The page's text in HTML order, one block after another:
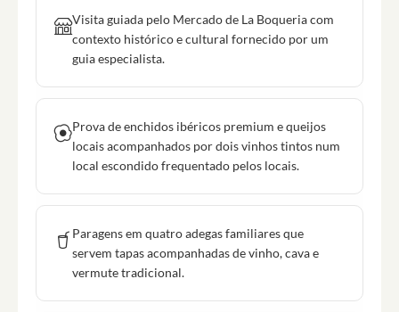
Visita guiada pelo Mercado de La Boqueria com
contexto histórico e cultural fornecido por um
guia especialista.
Prova de enchidos ibéricos premium e queijos
locais acompanhados por dois vinhos tintos num
local escondido frequentado pelos locais.
Paragens em quatro adegas familiares que
servem tapas acompanhadas de vinho, cava e
vermute tradicional.